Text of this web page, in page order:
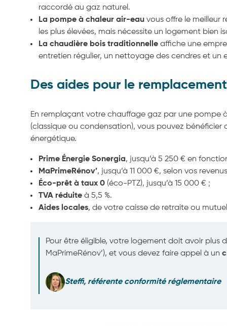
raccordé au gaz naturel.
La pompe à chaleur air-eau vous offre le meilleur
les plus élevées, mais nécessite un logement bien
La chaudière bois traditionnelle affiche une
entretien régulier, un nettoyage des cendres et
Des aides pour le
En remplaçant votre chauffage gaz par une pompe
(classique ou condensation), vous pouvez
énergétique.
Prime Énergie Sonergia, jusqu’à 5 250 € en
MaPrimeRénov’, jusqu’à 11 000 €, selon vos
Éco-prêt à taux 0 (éco-PTZ), jusqu’à 15 000 € ;
TVA réduite à 5,5 %.
Aides locales, de votre caisse de retraite ou
Pour être éligible, votre logement doit avoir plus
MaPrimeRénov’), et vous devez faire appel à un
Steffi, référente conformité réglementaire